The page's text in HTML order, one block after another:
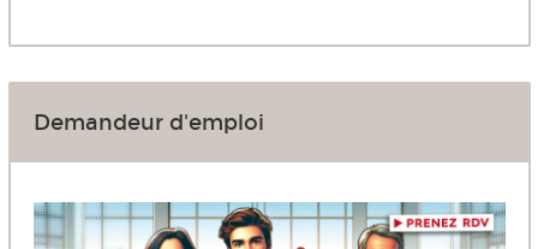
Demandeur d'emploi